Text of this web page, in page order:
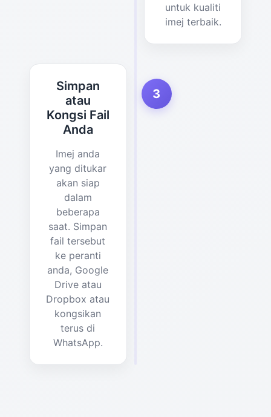
untuk kualiti
imej terbaik.
3
Simpan
atau
Kongsi Fail
Anda
Imej anda
yang ditukar
akan siap
dalam
beberapa
saat. Simpan
fail tersebut
ke peranti
anda, Google
Drive atau
Dropbox atau
kongsikan
terus di
WhatsApp.